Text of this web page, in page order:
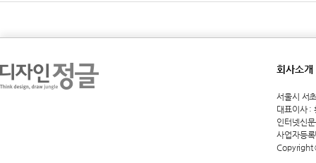
회사소개
서울시 서
대표이사 :
인터넷신
사업자등
Copyright